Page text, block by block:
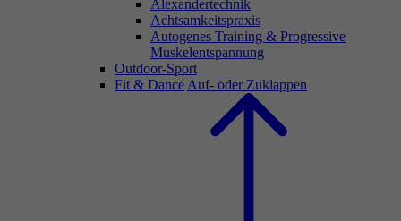
Alexandertechnik
Achtsamkeitspraxis
Autogenes Training & Progressive
Muskelentspannung
Outdoor-Sport
Fit & Dance Auf- oder Zuklappen